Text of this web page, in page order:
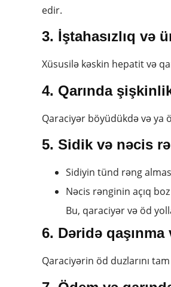
edir.
3. İştahasızlıq və
Xüsusilə kəskin hepatit və
4. Qarında
Qaraciyər böyüdükdə və ya
5. Sidik və nəcis
Sidiyin tünd rəng
Nəcis rənginin açıq boz
Bu, qaraciyər və öd
6. Dəridə
Qaraciyərin öd duzlarını